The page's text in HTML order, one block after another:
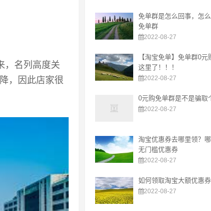
，名列高度关
，因此店家很
免单群是怎么回事，怎
免单群
2022-08-27
【淘宝免单】免单群0
这里了！！！
2022-08-27
0元购免单群是不是骗取
2022-08-27
淘宝优惠券去哪里领？
无门槛优惠券
2022-08-27
如何领取淘宝大额优惠券
2022-08-27